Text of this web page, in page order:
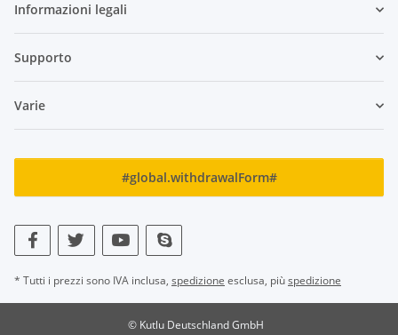
Informazioni legali
Supporto
Varie
#global.withdrawalForm#
* Tutti i prezzi sono IVA inclusa, spedizione esclusa, piùspedizione
© Kutlu Deutschland GmbH